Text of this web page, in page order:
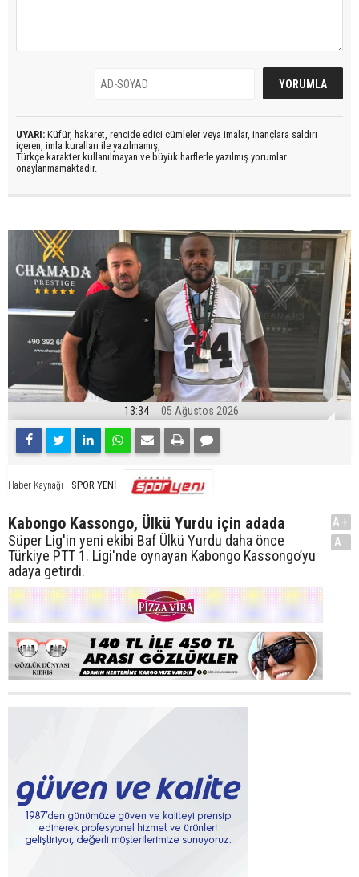
UYARI: Küfür, hakaret, rencide edici cümleler veya imalar, inançlara saldırı
içeren, imla kuralları ile yazılmamış,
Türkçe karakter kullanılmayan ve büyük harflerle yazılmış yorumlar
onaylanmamaktadır.
13:34 05 Ağustos 2026
Haber Kaynağı SPOR YENİ
Kabongo Kassongo, Ülkü Yurdu için adada
Süper Lig'in yeni ekibi Baf Ülkü Yurdu daha önce
Türkiye PTT 1. Ligi'nde oynayan Kabongo Kassongo’yu
adaya getirdi.
A+
A-